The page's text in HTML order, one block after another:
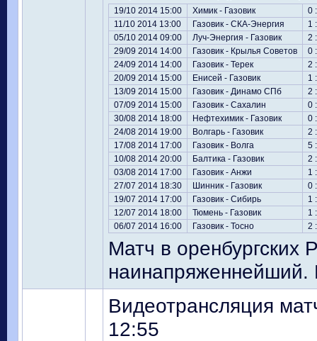
19/10 2014 15:00 Химик - Газовик
0
11/10 2014 13:00
Газовик - СКА-Энергия
1
05/10 2014 09:00
Луч-Энергия - Газовик
2
29/09 2014 14:00
Газовик - Крылья Советов
0
24/09 2014 14:00
Газовик - Терек
2
20/09 2014 15:00
Енисей - Газовик
1
13/09 2014 15:00
Газовик - Динамо СПб
2
07/09 2014 15:00
Газовик - Сахалин
0
30/08 2014 18:00
Нефтехимик - Газовик
0
24/08 2014 19:00
Волгарь - Газовик
2
17/08 2014 17:00
Газовик - Волга
5
10/08 2014 20:00
Балтика - Газовик
2
03/08 2014 17:00
Газовик - Анжи
1
27/07 2014 18:30
Шинник - Газовик
0
19/07 2014 17:00
Газовик - Сибирь
1
12/07 2014 18:00
Тюмень - Газовик
1
06/07 2014 16:00
Газовик - Тосно 2
Матч в оренбургских
наинапряженнейший.
Видеотрансляция
12:55